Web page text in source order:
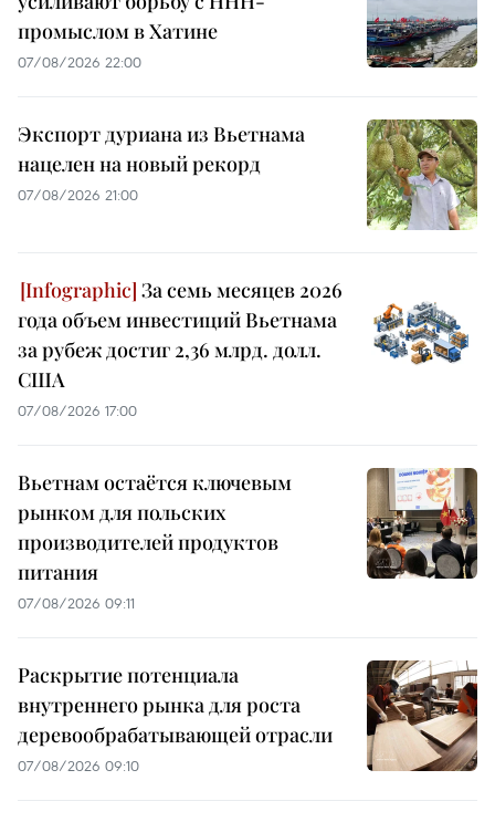
промыслом в Хатине
07/08/2026 22:00
Экспорт дуриана из Вьетнама
нацелен на новый рекорд
07/08/2026 21:00
За семь месяцев 2026
года объем инвестиций Вьетнама
за рубеж достиг 2,36 млрд. долл.
США
07/08/2026 17:00
Вьетнам остаётся ключевым
рынком для польских
производителей продуктов
питания
07/08/2026 09:11
Раскрытие потенциала
внутреннего рынка для роста
деревообрабатывающей отрасли
07/08/2026 09:10